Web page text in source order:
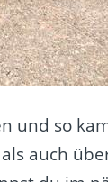
so
auch